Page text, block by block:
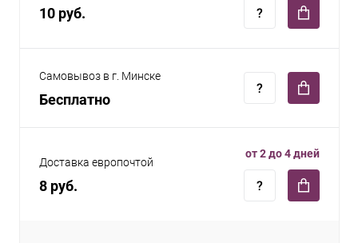
10 руб.
Самовывоз в г. Минске
Бесплатно
Доставка европочтой
8 руб.
от 2 до 4 дней